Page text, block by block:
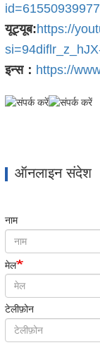
यूट्यूब:https://
इन्स： https://
ऑनलाइन संदेश
नाम
मेल
टेलीफ़ोन